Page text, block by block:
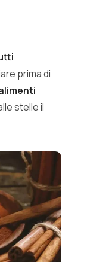
prima di
stelle il